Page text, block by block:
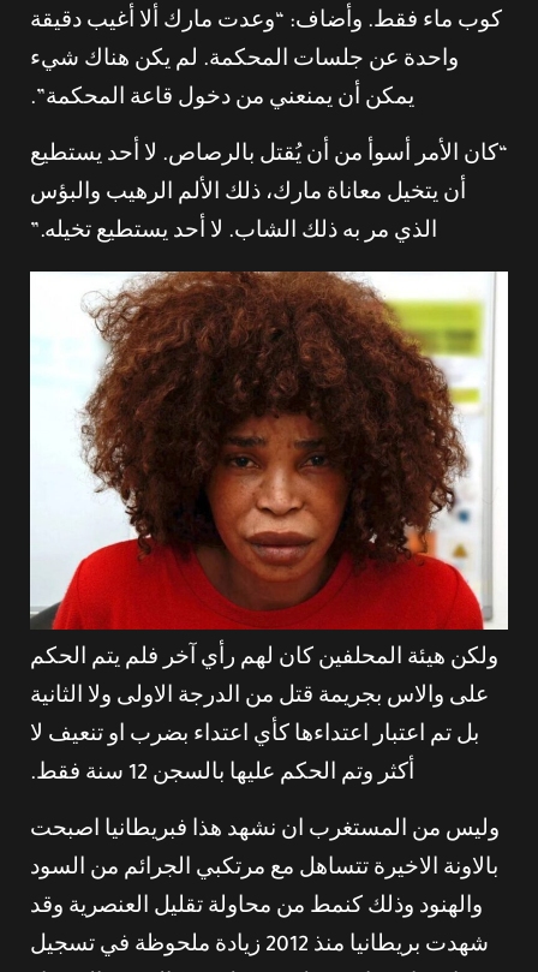
كوب ماء فقط. وأضاف: “وعدت مارك ألا أغيب دقيقة
واحدة عن جلسات المحكمة. لم يكن هناك شيء
يمكن أن يمنعني من دخول قاعة المحكمة”.
“كان الأمر أسوأ من أن يُقتل بالرصاص. لا أحد يستطيع
أن يتخيل معاناة مارك، ذلك الألم الرهيب والبؤس
الذي مر به ذلك الشاب. لا أحد يستطيع تخيله.”
ولكن هيئة المحلفين كان لهم رأي آخر فلم يتم الحكم
على والاس بجريمة قتل من الدرجة الاولى ولا الثانية
بل تم اعتبار اعتداءها كأي اعتداء بضرب او تنعيف لا
أكثر وتم الحكم عليها بالسجن 12 سنة فقط.
وليس من المستغرب ان نشهد هذا فبريطانيا اصبحت
بالاونة الاخيرة تتساهل مع مرتكبي الجرائم من السود
والهنود وذلك كنمط من محاولة تقليل العنصرية وقد
شهدت بريطانيا منذ 2012 زيادة ملحوظة في تسجيل